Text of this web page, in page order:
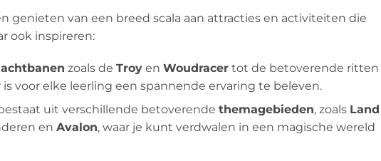
genieten van een breed scala aan attracties en activiteiten die
ook inspireren:
achtbanen zoals de Troy en Woudracer tot de betoverende ritten
is voor elke leerling een spannende ervaring te beleven.
uit verschillende betoverende themagebieden, zoals Land
en Avalon, waar je kunt verdwalen in een magische wereld